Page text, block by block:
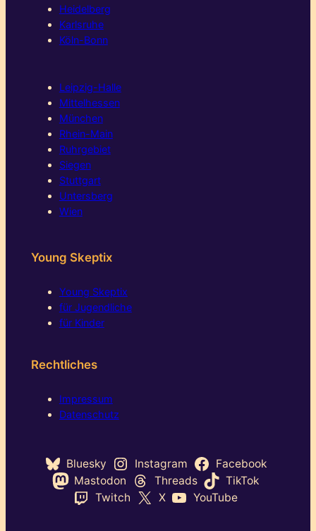
Heidelberg
Karlsruhe
Köln-Bonn
Leipzig-Halle
Mittelhessen
München
Rhein-Main
Ruhrgebiet
Siegen
Stuttgart
Untersberg
Wien
Young Skeptix
Young Skeptix
für Jugendliche
für Kinder
Rechtliches
Impressum
Datenschutz
Bluesky Instagram
Facebook
Mastodon
Threads
TikTok
Twitch
X YouTube